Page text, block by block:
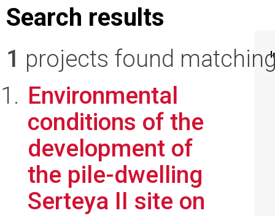
Search results
1 projects found
Environmental
conditions of the
development of
the pile-dwelling
Serteya II site on